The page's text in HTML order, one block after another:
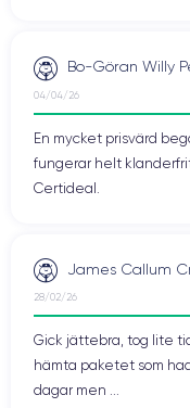
Bo-Göran Willy
04/04/26
En mycket prisvärd
fungerar helt
Certideal.
James Callum
28/02/26
Gick jättebra, tog lite
hämta paketet som
dagar men ...